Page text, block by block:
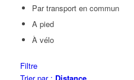
Par transport en commun
A pied
À vélo
Filtre